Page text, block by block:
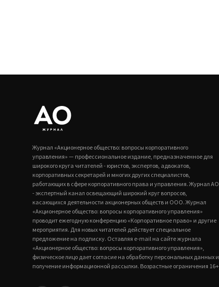
Журнал «Акционерное общество: вопросы корпоративного
управления» — профессиональное издание, предназначенное для
широкого круга читателей - юристов, экспертов, адвокатов,
корпоративных секретарей и многих других специалистов,
работающих в сфере корпоративного права и управления. Журнал АО
- экспертный канал освещающий широкий круг вопросов,
касающихся деятельности акционерных обществ и ООО. Журнал
«Акционерное общество: вопросы корпоративного управления»
проводит ежегодную конференцию «Корпоративное право» и другие
мероприятия. Для новых читателей действует специальное
предложение на подписку. Оставляя e-mail на сайте журнала
«Акционерное общество: вопросы корпоративного управления»,
физическое лицо дает согласие на обработку персональных данных и
получение информационной рассылки. Возрастные ограничения 16+